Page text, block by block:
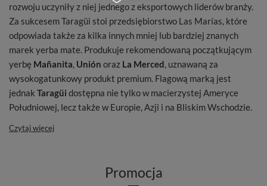
rozwoju uczyniły z niej jednego z eksportowych liderów branży.
Za sukcesem Taragüi stoi przedsiębiorstwo Las Marías, które
odpowiada także za kilka innych mniej lub bardziej znanych
marek yerba mate. Produkuje rekomendowaną początkującym
yerbę Mañanita, Unión oraz La Merced, uznawaną za
wysokogatunkowy produkt premium. Flagową marką jest
jednak Taragüi dostępna nie tylko w macierzystej Ameryce
Południowej, lecz także w Europie, Azji i na Bliskim Wschodzie.
Czytaj więcej
Promocja